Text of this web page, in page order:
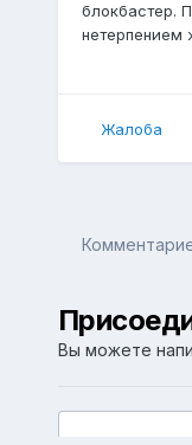
блокбастер.
нетерпением
Жалоба
Вы можете